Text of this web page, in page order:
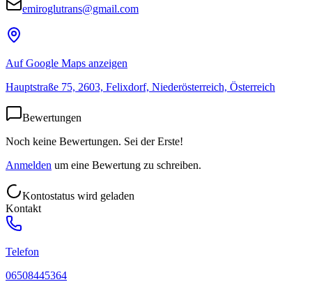
emiroglutrans@gmail.com
Auf Google Maps anzeigen
Hauptstraße 75, 2603, Felixdorf, Niederösterreich, Österreich
Bewertungen
Noch keine Bewertungen. Sei der Erste!
Anmelden um eine Bewertung zu schreiben.
Kontostatus wird geladen
Kontakt
Telefon
06508445364